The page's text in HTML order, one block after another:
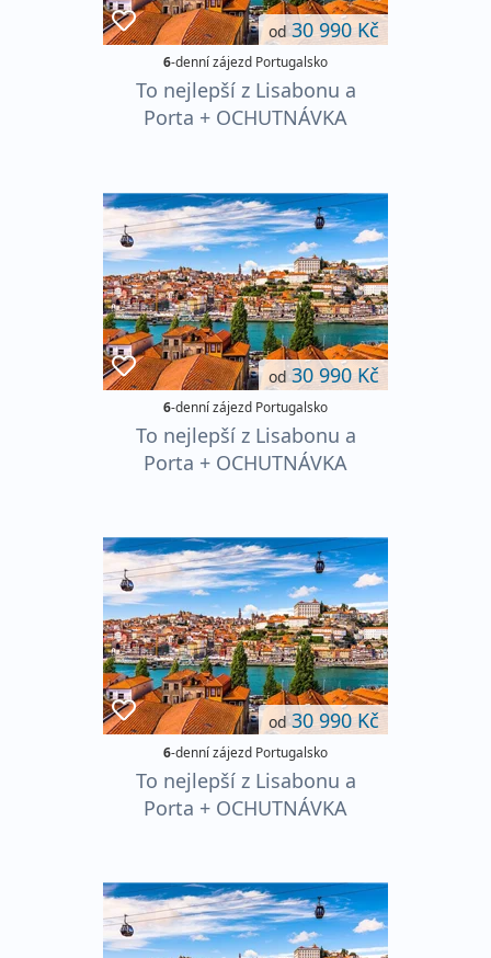
od30 990 Kč
6-denní zájezd Portugalsko
To nejlepší z Lisabonu a
Porta + OCHUTNÁVKA
od30 990 Kč
6-denní zájezd Portugalsko
To nejlepší z Lisabonu a
Porta + OCHUTNÁVKA
od30 990 Kč
6-denní zájezd Portugalsko
To nejlepší z Lisabonu a
Porta + OCHUTNÁVKA